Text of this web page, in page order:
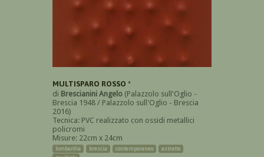
MULTISPARO ROSSO *
di Brescianini Angelo (Palazzolo sull'Oglio -
Brescia 1948 / Palazzolo sull'Oglio - Brescia
2016)
Tecnica: PVC realizzato con ossidi metallici
policromi
Misure: 22cm x 24cm
lombardia brescia contemporaneo
astratto